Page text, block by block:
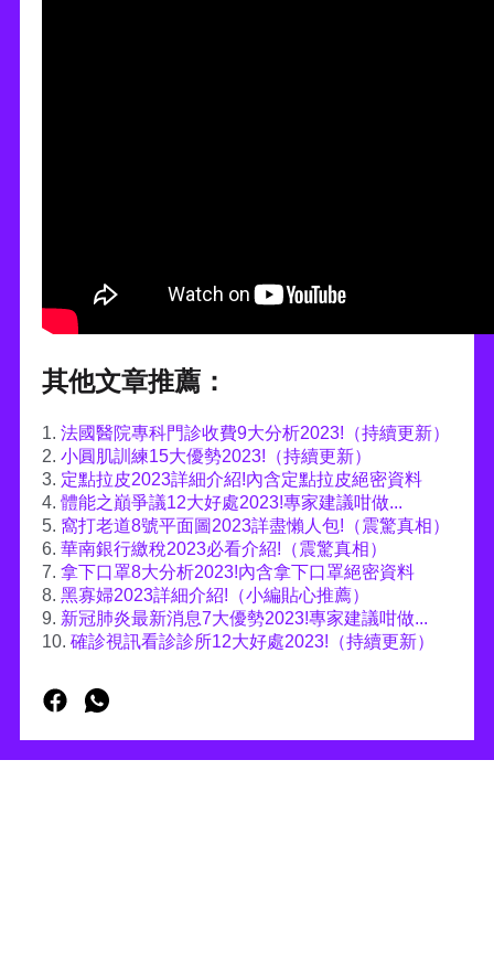
其他文章推薦：
1. 法國醫院專科門診收費9大分析2023!（持續更新）
2. 小圓肌訓練15大優勢2023!（持續更新）
3. 定點拉皮2023詳細介紹!內含定點拉皮絕密資料
4. 體能之巔爭議12大好處2023!專家建議咁做...
5. 窩打老道8號平面圖2023詳盡懶人包!（震驚真相）
6. 華南銀行繳稅2023必看介紹!（震驚真相）
7. 拿下口罩8大分析2023!內含拿下口罩絕密資料
8. 黑寡婦2023詳細介紹!（小編貼心推薦）
9. 新冠肺炎最新消息7大優勢2023!專家建議咁做...
10. 確診視訊看診診所12大好處2023!（持續更新）